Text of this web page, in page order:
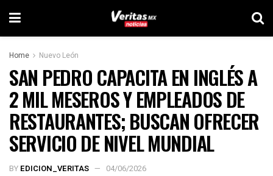
Home Nuevo León
SAN PEDRO CAPACITA EN INGLÉS A
2 MIL MESEROS Y EMPLEADOS DE
RESTAURANTES; BUSCAN OFRECER
SERVICIO DE NIVEL MUNDIAL
BY EDICION_VERITAS 04/06/2026